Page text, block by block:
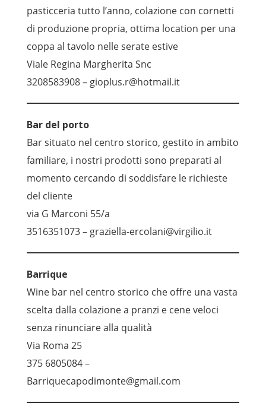
pasticceria tutto l’anno, colazione con cornetti
di produzione propria, ottima location per una
coppa al tavolo nelle serate estive
Viale Regina Margherita Snc
3208583908 – gioplus.r@hotmail.it
Bar del porto
Bar situato nel centro storico, gestito in ambito
familiare, i nostri prodotti sono preparati al
momento cercando di soddisfare le richieste
del cliente
via G Marconi 55/a
3516351073 – graziella-ercolani@virgilio.it
Barrique
Wine bar nel centro storico che offre una vasta
scelta dalla colazione a pranzi e cene veloci
senza rinunciare alla qualità
Via Roma 25
375 6805084 –
Barriquecapodimonte@gmail.com